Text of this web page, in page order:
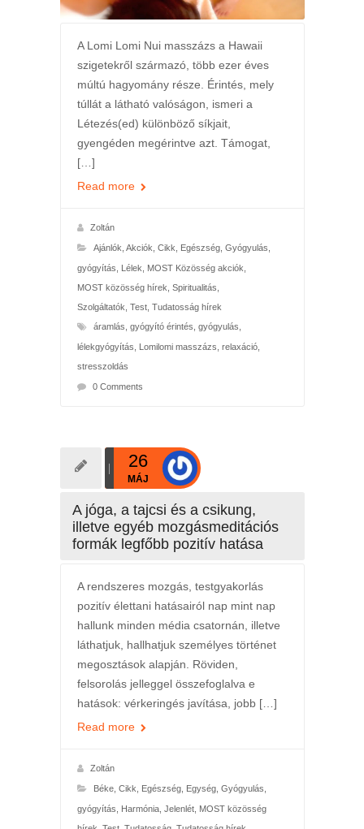
A Lomi Lomi Nui masszázs a Hawaii
szigetekről származó, több ezer éves
múltú hagyomány része. Érintés, mely
túllát a látható valóságon, ismeri a
Létezés(ed) különböző síkjait,
gyengéden megérintve azt. Támogat,
[…]
Read more
Zoltán
Ajánlók Akciók Cikk Egészség, Gyógyulás,
gyógyítás Lélek MOST Közösség akciók
MOST közösség hírek Spiritualitás
Szolgáltatók Test, Tudatosság hírek
áramlás gyógyító érintés gyógyulás
lélekgyógyítás Lomilomi masszázs relaxáció,
stresszoldás
0 Comments
26
MÁJ
A jóga, a tajcsi és a csikung,
illetve egyéb mozgásmeditációs
formák legfőbb pozitív hatása
A rendszeres mozgás, testgyakorlás
pozitív élettani hatásairól nap mint nap
hallunk minden média csatornán, illetve
láthatjuk, hallhatjuk személyes történet
megosztások alapján. Röviden,
felsorolás jelleggel összefoglalva e
hatások: vérkeringés javítása, jobb […]
Read more
Zoltán
Béke, Cikk Egészség, Egység, Gyógyulás,
gyógyítás Harmónia, Jelenlét, MOST közösség